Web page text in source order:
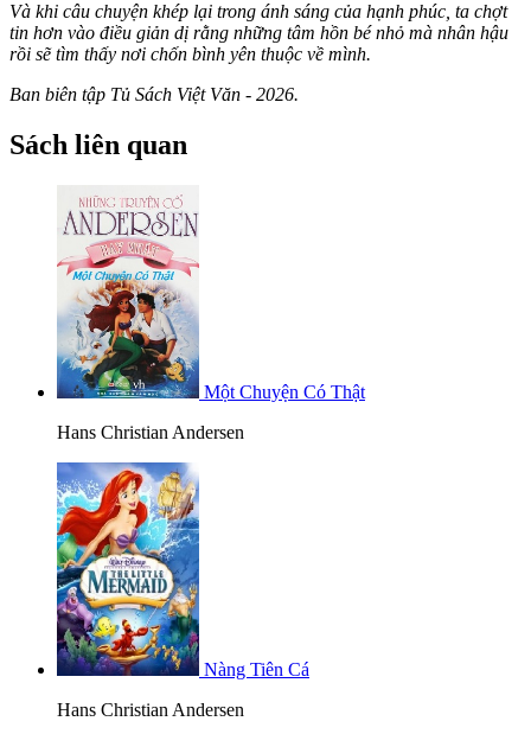
Và khi câu chuyện khép lại trong ánh sáng của hạnh phúc, ta chợt
tin hơn vào điều giản dị rằng những tâm hồn bé nhỏ mà nhân hậu
rồi sẽ tìm thấy nơi chốn bình yên thuộc về mình.
Ban biên tập Tủ Sách Việt Văn - 2026.
Sách liên quan
Một Chuyện Có Thật
Hans Christian Andersen
Nàng Tiên Cá
Hans Christian Andersen